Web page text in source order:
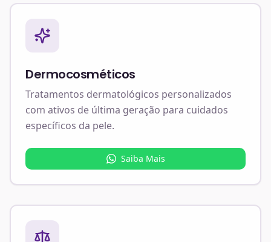
Dermocosméticos
Tratamentos dermatológicos personalizados
com ativos de última geração para cuidados
específicos da pele.
Saiba Mais